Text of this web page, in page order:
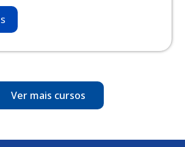
Ver mais cursos